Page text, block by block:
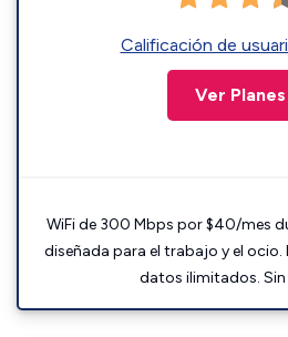
Calificación de
Ver Planes
WiFi de 300 Mbps por $40/mes
diseñada para el trabajo y el ocio.
datos ilimitados.